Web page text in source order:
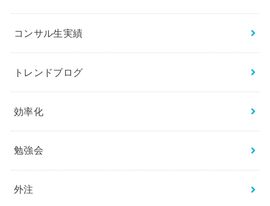
コンサル生実績
トレンドブログ
効率化
勉強会
外注